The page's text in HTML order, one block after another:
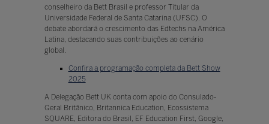
conselheiro da Bett Brasil e professor Titular da
Universidade Federal de Santa Catarina (UFSC). O
debate abordará o crescimento das Edtechs na América
Latina, destacando suas contribuições ao cenário
global.
Confira a programação completa da Bett Show
2025
A Delegação Bett UK conta com apoio do Consulado-
Geral Britânico, Britannica Education, Ecossistema
SQUARE, Editora do Brasil, EF Education First, Google,